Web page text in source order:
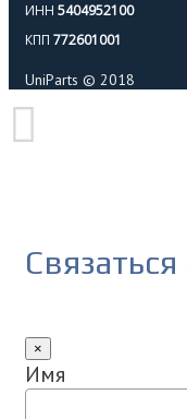
ИНН 5404952100
КПП 772601001
UniParts © 2018
×
Имя